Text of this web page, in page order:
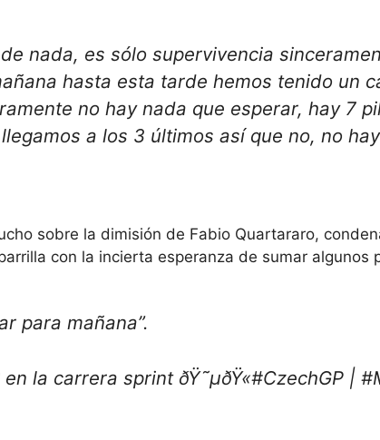
nada, es sólo supervivencia
hasta esta tarde hemos tenido un
no hay nada que esperar, hay 7
a los 3 últimos así que no, no
sobre la dimisión de Fabio Quartararo,
con la incierta esperanza de sumar algunos
para mañana”.
la carrera sprint ðŸ˜µ‍ðŸ«#CzechGP |